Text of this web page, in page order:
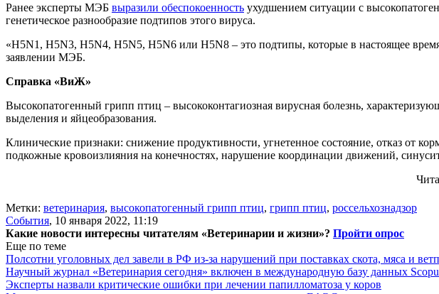
Ранее эксперты МЭБ выразили обеспокоенность ухудшением ситуации с
генетическое разнообразие подтипов этого вируса.
«H5N1, H5N3, H5N4, H5N5, H5N6 или H5N8 – это подтипы, которые в настоящее
заявлении МЭБ.
Справка «ВиЖ»
Высокопатогенный грипп птиц – высококонтагиозная вирусная болезнь,
выделения и яйцеобразования.
Клинические признаки: снижение продуктивности, угнетенное состояние, отказ от
подкожные кровоизлияния на конечностях, нарушение координации движений,
Метки: ветеринария, высокопатогенный грипп птиц, грипп птиц, россельхознадзор
События, 10 января 2022, 11:19
Какие новости интересны читателям «Ветеринарии и жизни»? Пройти опрос
Еще по теме
Полсотни уголовных дел завели в РФ из-за нарушений при поставках скота, мяса и
Научный журнал «Ветеринария сегодня» включен в международную базу данных
Эксперты назвали критические ошибки при лечении папилломатоза у коров